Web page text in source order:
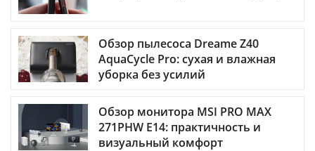
Обзор пылесоса Dreame Z40
AquaCycle Pro: сухая и влажная
уборка без усилий
Обзор монитора MSI PRO MAX
271PHW E14: практичность и
визуальный комфорт